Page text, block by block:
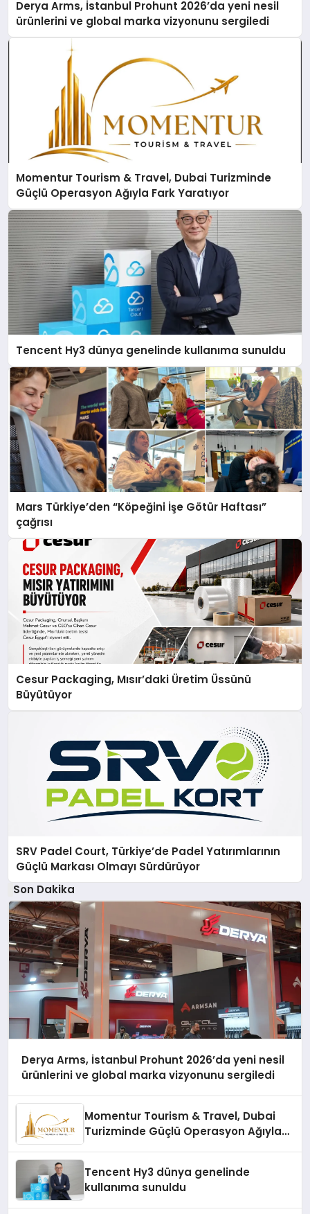
Derya Arms, İstanbul Prohunt 2026’da yeni nesil
ürünlerini ve global marka vizyonunu sergiledi
Momentur Tourism & Travel, Dubai Turizminde
Güçlü Operasyon Ağıyla Fark Yaratıyor
Tencent Hy3 dünya genelinde kullanıma sunuldu
Mars Türkiye’den “Köpeğini İşe Götür Haftası”
çağrısı
Cesur Packaging, Mısır’daki Üretim Üssünü
Büyütüyor
SRV Padel Court, Türkiye’de Padel Yatırımlarının
Güçlü Markası Olmayı Sürdürüyor
Son Dakika
Derya Arms, İstanbul Prohunt 2026’da yeni nesil
ürünlerini ve global marka vizyonunu sergiledi
Momentur Tourism & Travel, Dubai
Turizminde Güçlü Operasyon Ağıyla
Tencent Hy3 dünya genelinde
kullanıma sunuldu